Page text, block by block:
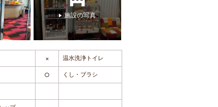
施設の写真
× 温水洗浄トイレ
○ くし・ブラシ